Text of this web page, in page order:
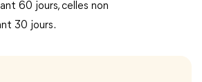
60 jours, celles non
30 jours.